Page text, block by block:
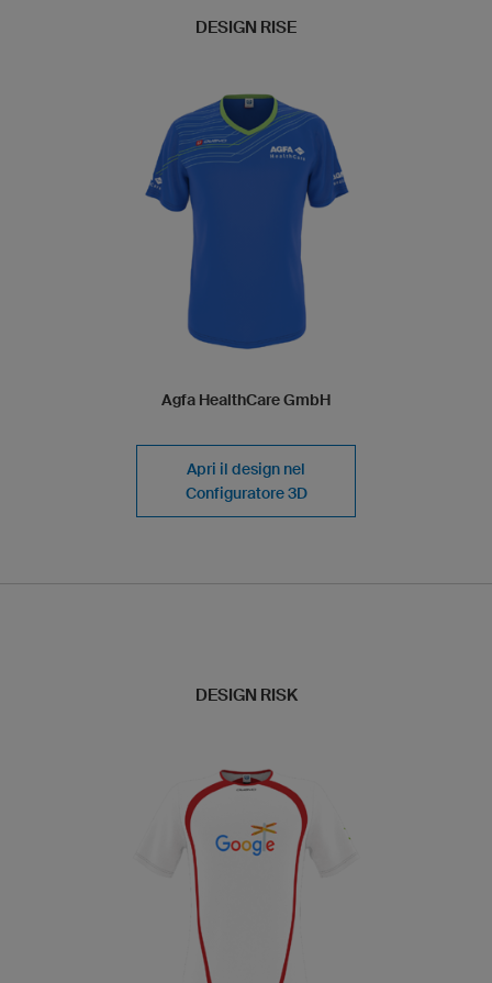
DESIGN RISE
Agfa HealthCare GmbH
Apri il design nel
Configuratore 3D
DESIGN RISK